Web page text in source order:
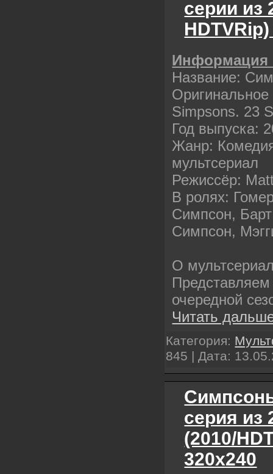
серии из
Название:
Simpsons. 23
Год выпуска:
Жанр:
мультсериал
Режиссёр:
В ролях:
Симпсон,
Симпсон,
О
очередной
Читать
Категория:
845 | Дата:
серия из
(2010/
320x240